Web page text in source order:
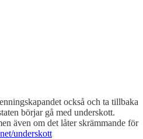
också och ta tillbaka
börjar gå med underskott.
även om det låter skrämmande för
underskott